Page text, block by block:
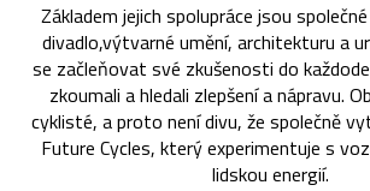
Základem jejich spolupráce jsou
divadlo,výtvarné umění, architekturu a
se začleňovat své zkušenosti do
zkoumali a hledali zlepšení a nápravu.
cyklisté, a proto není divu, že společně
Future Cycles, který experimentuje s
lidskou energií.